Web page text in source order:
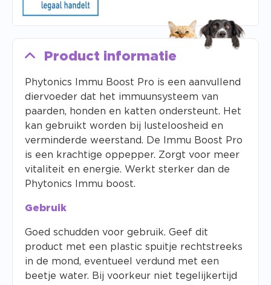
Product informatie
Phytonics Immu Boost Pro is een aanvullend
diervoeder dat het immuunsysteem van
paarden, honden en katten ondersteunt. Het
kan gebruikt worden bij lusteloosheid en
verminderde weerstand. De Immu Boost Pro
is een krachtige oppepper. Zorgt voor meer
vitaliteit en energie. Werkt sterker dan de
Phytonics Immu boost.
Gebruik
Goed schudden voor gebruik. Geef dit
product met een plastic spuitje rechtstreeks
in de mond, eventueel verdund met een
beetje water. Bij voorkeur niet tegelijkertijd